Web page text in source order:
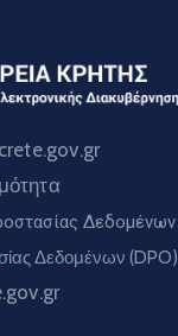
Δεδομένων
Δεδομένων (DPO)